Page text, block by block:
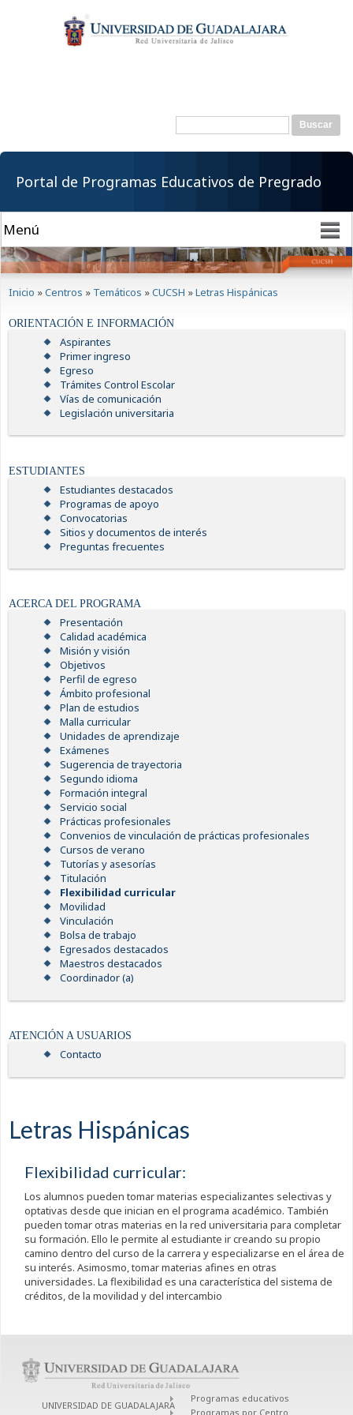
contenido
principal
Formulario de
Buscar
Portal de Programas Educativos de Pregrado
Inicio »Centros » Temáticos »CUCSH »Letras Hispánicas
ORIENTACIÓN E INFORMACIÓN
Aspirantes
Primer ingreso
Egreso
Trámites Control Escolar
Vías de comunicación
Legislación universitaria
ESTUDIANTES
Estudiantes destacados
Programas de apoyo
Convocatorias
Sitios y documentos de interés
Preguntas frecuentes
ACERCA DEL PROGRAMA
Presentación
Calidad académica
Misión y visión
Objetivos
Perfil de egreso
Ámbito profesional
Plan de estudios
Malla curricular
Unidades de aprendizaje
Exámenes
Sugerencia de trayectoria
Segundo idioma
Formación integral
Servicio social
Prácticas profesionales
Convenios de vinculación de prácticas profesionales
Cursos de verano
Tutorías y asesorías
Titulación
Flexibilidad curricular
Movilidad
Vinculación
Bolsa de trabajo
Egresados destacados
Maestros destacados
Coordinador (a)
ATENCIÓN A USUARIOS
Contacto
Letras Hispánicas
Flexibilidad curricular:
Los alumnos pueden tomar materias especializantes selectivas y
optativas desde que inician en el programa académico. También
pueden tomar otras materias en la red universitaria para completar
su formación. Ello le permite al estudiante ir creando su propio
camino dentro del curso de la carrera y especializarse en el área de
su interés. Asimosmo, tomar materias afines en otras
universidades. La flexibilidad es una característica del sistema de
créditos, de la movilidad y del intercambio
UNIVERSIDAD DE GUADALAJARA
Programas educativos
Programas por Centro